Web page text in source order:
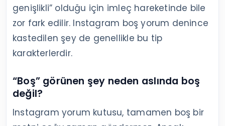
genişlikli” olduğu için imleç hareketinde bile
zor fark edilir. Instagram boş yorum denince
kastedilen şey de genellikle bu tip
karakterlerdir.
“Boş” görünen şey neden aslında boş
değil?
Instagram yorum kutusu, tamamen boş bir